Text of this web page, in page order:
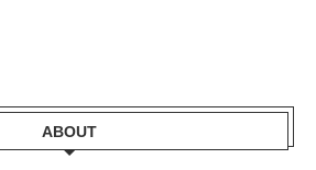
ABOUT